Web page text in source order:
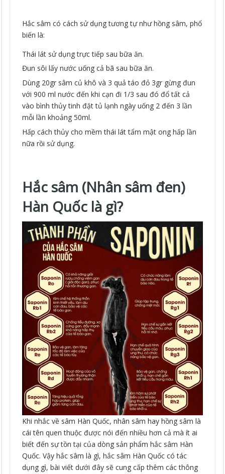
Hắc sâm có cách sử dụng tương tự như hồng sâm, phổ
biến là:
Thái lát sử dụng trực tiếp sau bữa ăn.
Đun sôi lấy nước uống cả bã sau bữa ăn.
Dùng 20gr sâm củ khô và 3 quả táo đỏ 3gr gừng đun
với 900 ml nước đến khi cạn đi 1/3 sau đó đổ tất cả
vào bình thủy tinh đặt tủ lạnh ngày uống 2 đến 3 lần
mỗi lần khoảng 50ml.
Hấp cách thủy cho mềm thái lát tẩm mật ong hấp lần
nữa rồi sử dụng.
Hắc sâm (Nhân sâm đen)
Hàn Quốc là gì?
Khi nhắc về sâm Hàn Quốc, nhân sâm hay hồng sâm là
cái tên quen thuộc được nói đến nhiều hơn cả mà ít ai
biết đến sự tồn tại của dòng sản phẩm hắc sâm Hàn
Quốc. Vậy hắc sâm là gì, hắc sâm Hàn Quốc có tác
dụng gì, bài viết dưới đây sẽ cung cấp thêm các thông